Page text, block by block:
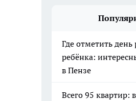
Где отметить
ребёнка:
в Пензе
Всего 95 квартир: